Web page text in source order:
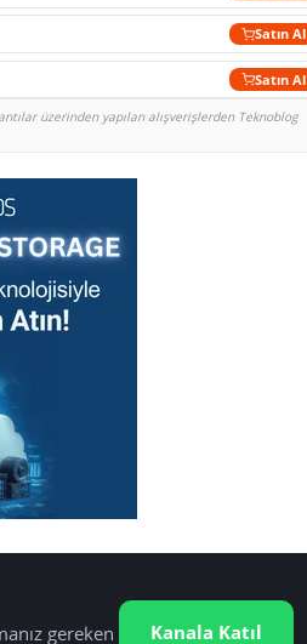
Satın Al
Satın Al
üzerinden yapılan alışverişlerden Teknoblog
gereken Kanala Katıl